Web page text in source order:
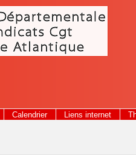
Calendrier Liens internet